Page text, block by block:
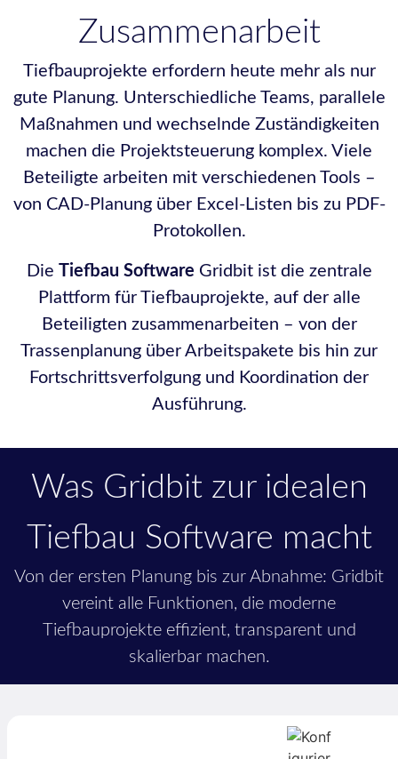
Zusammenarbeit
Tiefbauprojekte erfordern heute mehr als nur
gute Planung. Unterschiedliche Teams, parallele
Maßnahmen und wechselnde Zuständigkeiten
machen die Projektsteuerung komplex. Viele
Beteiligte arbeiten mit verschiedenen Tools –
von CAD-Planung über Excel-Listen bis zu PDF-
Protokollen.
Die Tiefbau Software Gridbit ist die zentrale
Plattform für Tiefbauprojekte, auf der alle
Beteiligten zusammenarbeiten – von der
Trassenplanung über Arbeitspakete bis hin zur
Fortschrittsverfolgung und Koordination der
Ausführung.
Was Gridbit zur idealen
Tiefbau Software macht
Von der ersten Planung bis zur Abnahme: Gridbit
vereint alle Funktionen, die moderne
Tiefbauprojekte effizient, transparent und
skalierbar machen.